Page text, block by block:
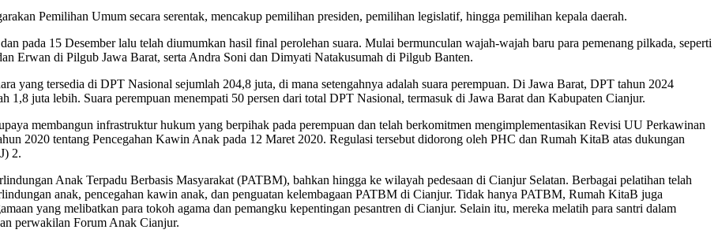
Pemilihan Umum secara serentak, mencakup pemilihan presiden, pemilihan legislatif, hingga pemilihan kepala daerah.
pada 15 Desember lalu telah diumumkan hasil final perolehan suara. Mulai bermunculan wajah-wajah baru para pemenang pilkada, seperti
Erwan di Pilgub Jawa Barat, serta Andra Soni dan Dimyati Natakusumah di Pilgub Banten.
yang tersedia di DPT Nasional sejumlah 204,8 juta, di mana setengahnya adalah suara perempuan. Di Jawa Barat, DPT tahun 2024
1,8 juta lebih. Suara perempuan menempati 50 persen dari total DPT Nasional, termasuk di Jawa Barat dan Kabupaten Cianjur.
membangun infrastruktur hukum yang berpihak pada perempuan dan telah berkomitmen mengimplementasikan Revisi UU Perkawinan
2020 tentang Pencegahan Kawin Anak pada 12 Maret 2020. Regulasi tersebut didorong oleh PHC dan Rumah KitaB atas dukungan
2.
Anak Terpadu Berbasis Masyarakat (PATBM), bahkan hingga ke wilayah pedesaan di Cianjur Selatan. Berbagai pelatihan telah
anak, pencegahan kawin anak, dan penguatan kelembagaan PATBM di Cianjur. Tidak hanya PATBM, Rumah KitaB juga
yang melibatkan para tokoh agama dan pemangku kepentingan pesantren di Cianjur. Selain itu, mereka melatih para santri dalam
perwakilan Forum Anak Cianjur.